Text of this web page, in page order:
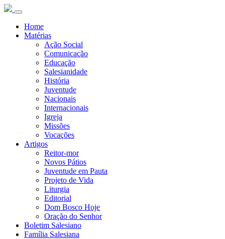
Home
Matérias
Ação Social
Comunicação
Educação
Salesianidade
História
Juventude
Nacionais
Internacionais
Igreja
Missões
Vocações
Artigos
Reitor-mor
Novos Pátios
Juventude em Pauta
Projeto de Vida
Liturgia
Editorial
Dom Bosco Hoje
Oração do Senhor
Boletim Salesiano
Família Salesiana